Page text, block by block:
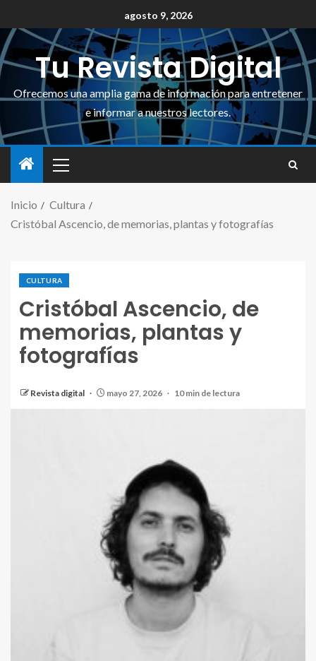
agosto 9, 2026
Tu Revista Digital
Ofrecemos una amplia gama de información para entretener
e informar a nuestros lectores.
Inicio
Cultura
Cristóbal Ascencio, de memorias, plantas y fotografías
CULTURA
Cristóbal Ascencio, de
memorias, plantas y
fotografías
Revista digital mayo 27, 2026 10 min de lectura